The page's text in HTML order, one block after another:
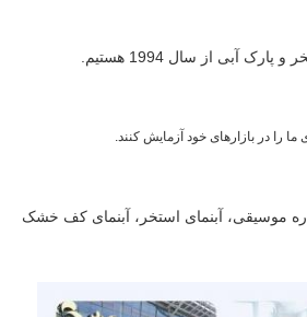
آبی از سال 1994 هستیم.
را در بازارهای خود آزمایش کنند.
موسیقی، آبنمای استخر، آبنمای کف خشک